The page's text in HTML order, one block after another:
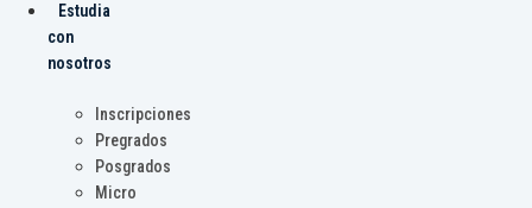
Estudia
con
nosotros
Inscripciones
Pregrados
Posgrados
Micro